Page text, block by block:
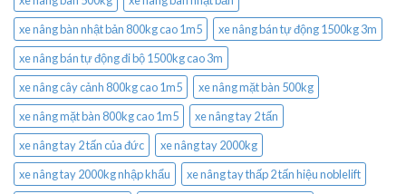
xe nâng bàn nhật bản 800kg cao 1m5
xe nâng bán tự động 1500kg 3m
xe nâng bán tự động đi bộ 1500kg cao 3m
xe nâng cây cảnh 800kg cao 1m5
xe nâng mặt bàn 500kg
xe nâng mặt bàn 800kg cao 1m5
xe nâng tay 2 tấn
xe nâng tay 2 tấn của đức
xe nâng tay 2000kg
xe nâng tay 2000kg nhập khẩu
xe nâng tay thấp 2 tấn hiệu noblelift